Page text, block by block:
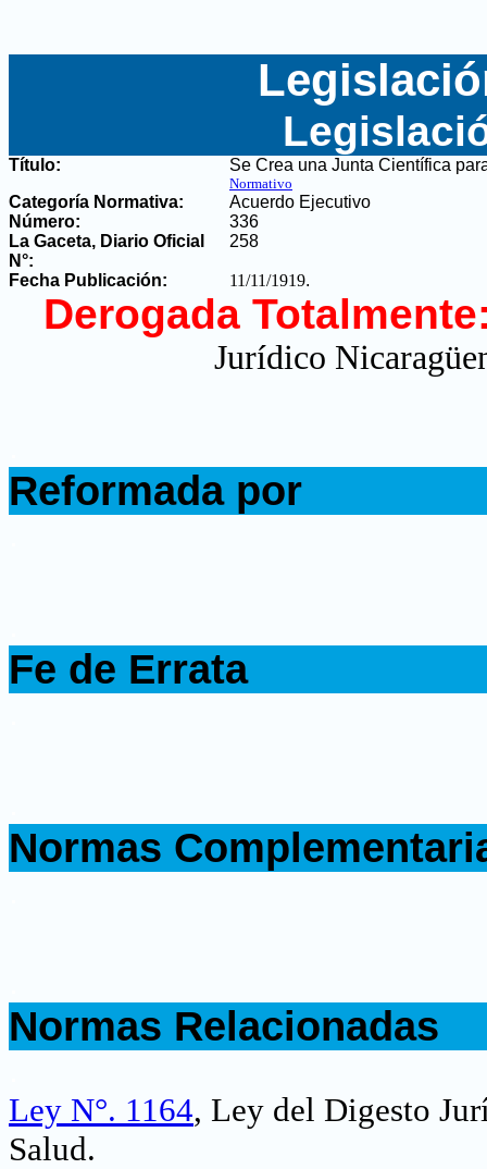
Título: Se Crea una Junta Científica
Normativo
Categoría Normativa:
Acuerdo Ejecutivo
Número:
336
La Gaceta, Diario Oficial
N°:
258
Fecha Publicación: 11/11/1919.
Derogada
Jurídico
Reformada por
Fe de Errata
Normas
Normas Relacionadas
Ley N°. 1164, Ley del Digesto
Salud.